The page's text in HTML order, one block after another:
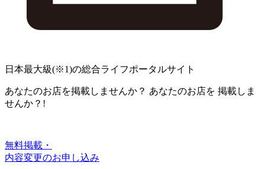
日本最大級(※1)の総合ライフポータルサイト
あなたのお店を掲載しませんか？ あなたのお店を 掲載しま
せんか？!
無料掲載・
内容変更のお申し込み